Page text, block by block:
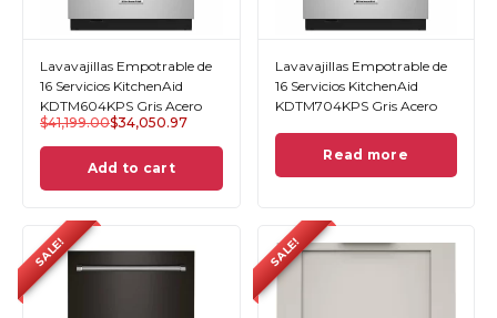
Lavavajillas Empotrable de
16 Servicios KitchenAid
KDTM604KPS Gris Acero
$41,199.00$34,050.97
Add to cart
Lavavajillas Empotrable de
16 Servicios KitchenAid
KDTM704KPS Gris Acero
Read more
SALE! SALE!